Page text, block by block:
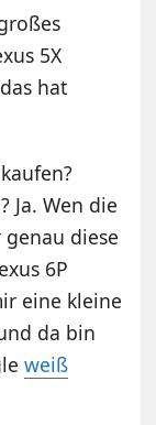
5X
hat
Ja. Wen die
diese
6P
eine kleine
da bin
weiß